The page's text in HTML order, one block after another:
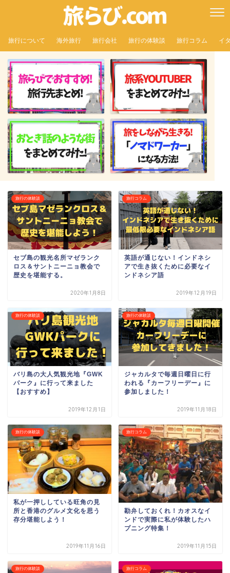
旅行について 海外旅行 旅行会社 旅行の体験談 旅行コラム イ
旅行の体験談
セブ島の観光名所マゼランク
ロス＆サントニーニョ教会で
歴史を堪能する。
2020年1月8日
旅行コラム
英語が通じない！インドネシ
アで生き抜くために必要なイ
ンドネシア語
2019年12月19日
旅行の体験談
バリ島の大人気観光地『GWK
パーク』に行って来ました
【おすすめ】
2019年12月1日
旅行の体験談
ジャカルタで毎週日曜日に行
われる『カーフリーデー』に
参加しました！
2019年11月18日
旅行の体験談
私が一押ししている旺角の見
所と香港のグルメ文化を思う
存分堪能しよう！
2019年11月16日
旅行コラム
勘弁しておくれ！カオスなイ
ンドで実際に私が体験したハ
プニング特集！
2019年11月15日
旅行の体験談 旅行コラム